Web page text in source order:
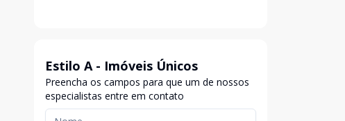
Estilo A - Imóveis Únicos
Preencha os campos para que um de nossos
especialistas entre em contato